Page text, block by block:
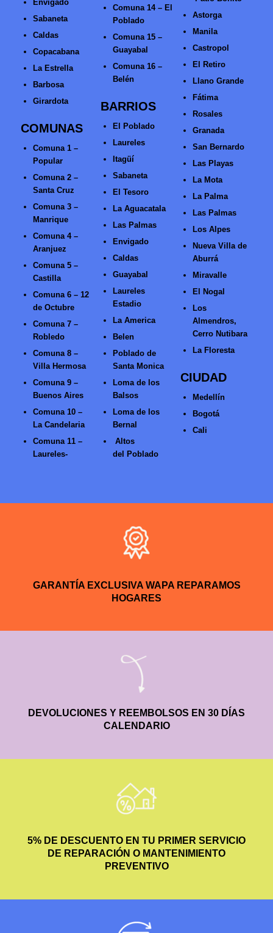
Envigado
Sabaneta
Caldas
Copacabana
La Estrella
Barbosa
Girardota
COMUNAS
Comuna 1 –
Popular
Comuna 2 –
Santa Cruz
Comuna 3 –
Manrique
Comuna 4 –
Aranjuez
Comuna 5 –
Castilla
Comuna 6 – 12
de Octubre
Comuna 7 –
Robledo
Comuna 8 –
Villa Hermosa
Comuna 9 –
Buenos Aires
Comuna 10 –
La Candelaria
Comuna 11 –
Laureles-
Comuna 14 – El
Poblado
Comuna 15 –
Guayabal
Comuna 16 –
Belén
BARRIOS
El Poblado
Laureles
Itagüí
Sabaneta
El Tesoro
La Aguacatala
Las Palmas
Envigado
Caldas
Guayabal
Laureles
Estadio
La America
Belen
Poblado de
Santa Monica
Loma de los
Balsos
Loma de los
Bernal
Altos
del Poblado
Astorga
Manila
Castropol
El Retiro
Llano Grande
Fátima
Rosales
Granada
San Bernardo
Las Playas
La Mota
La Palma
Las Palmas
Los Alpes
Nueva Villa de
Aburrá
Miravalle
El Nogal
Los
Almendros,
Cerro Nutibara
La Floresta
CIUDAD
Medellín
Bogotá
Cali
GARANTÍA EXCLUSIVA WAPA REPARAMOS
HOGARES
DEVOLUCIONES Y REEMBOLSOS EN 30 DÍAS
CALENDARIO
5% DE DESCUENTO EN TU PRIMER SERVICIO
DE REPARACIÓN O MANTENIMIENTO
PREVENTIVO